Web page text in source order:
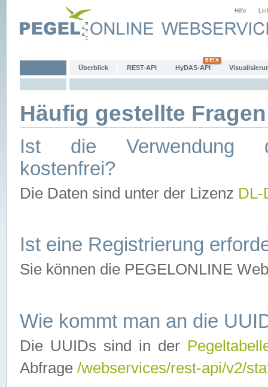
Hilfe
Überblick REST-API HyDAS-API
Häufig gestellte
Ist die Verwendung
kostenfrei?
Die Daten sind unter der Lizenz
Ist eine Registrierung
Sie können die PEGELONLINE
Wie kommt man an die
Die UUIDs sind in der
Abfrage /webservices/rest-api/v2/